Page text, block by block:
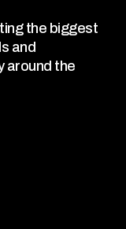
the biggest
and
around the